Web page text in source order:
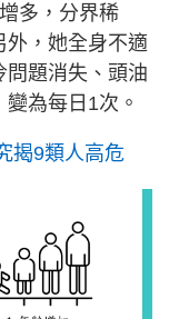
多，分界稀
外，她全身不適
問題消失、頭油
為每日1次。
揭9類人高危